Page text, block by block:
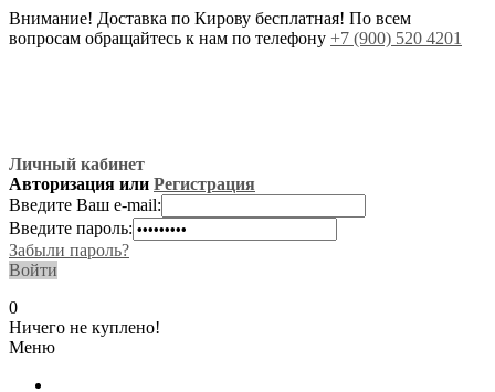
Внимание! Доставка по Кирову бесплатная! По всем
вопросам обращайтесь к нам по телефону +7 (900) 520 4201
Личный кабинет
Авторизация или Регистрация
Введите Ваш e-mail:
Введите пароль:
Забыли пароль?
Войти
0
Ничего не куплено!
Меню